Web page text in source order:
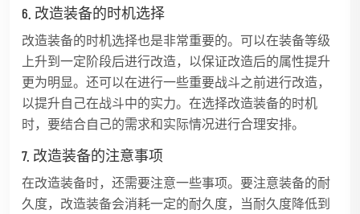
6. 改造装备的时机选择
改造装备的时机选择也是非常重要的。可以在装备等级
上升到一定阶段后进行改造，以保证改造后的属性提升
更为明显。还可以在进行一些重要战斗之前进行改造，
以提升自己在战斗中的实力。在选择改造装备的时机
时，要结合自己的需求和实际情况进行合理安排。
7. 改造装备的注意事项
在改造装备时，还需要注意一些事项。要注意装备的耐
久度，改造装备会消耗一定的耐久度，当耐久度降低到